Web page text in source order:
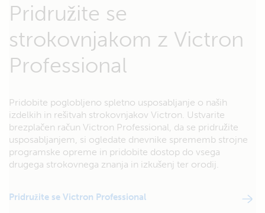
Pridružite se
strokovnjakom z Victron
Professional
Pridobite poglobljeno spletno usposabljanje o naših
izdelkih in rešitvah strokovnjakov Victron. Ustvarite
brezplačen račun Victron Professional, da se pridružite
usposabljanjem, si ogledate dnevnike sprememb strojne
programske opreme in pridobite dostop do vsega
drugega strokovnega znanja in izkušenj ter orodij.
Pridružite se Victron Professional